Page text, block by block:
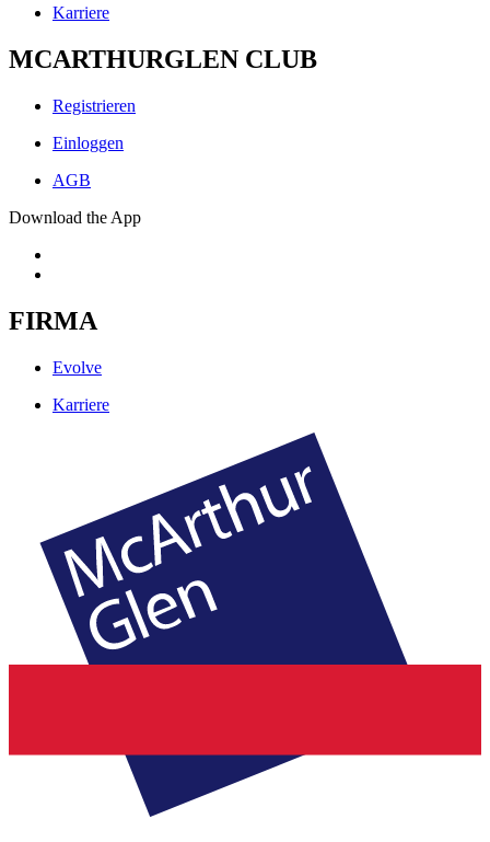
Karriere
MCARTHURGLEN CLUB
Registrieren
Einloggen
AGB
Download the App
FIRMA
Evolve
Karriere